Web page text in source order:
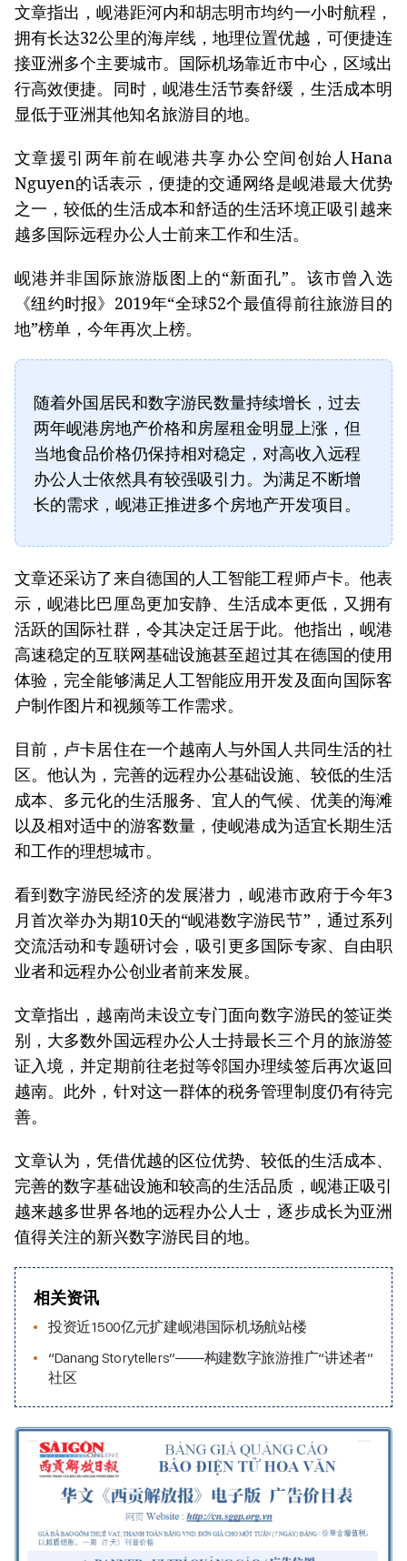
文章指出，岘港距河内和胡志明市均约一小时航程，
拥有长达32公里的海岸线，地理位置优越，可便捷连
接亚洲多个主要城市。国际机场靠近市中心，区域出
行高效便捷。同时，岘港生活节奏舒缓，生活成本明
显低于亚洲其他知名旅游目的地。
文章援引两年前在岘港共享办公空间创始人Hana
Nguyen的话表示，便捷的交通网络是岘港最大优势
之一，较低的生活成本和舒适的生活环境正吸引越来
越多国际远程办公人士前来工作和生活。
岘港并非国际旅游版图上的“新面孔”。该市曾入选
《纽约时报》2019年“全球52个最值得前往旅游目的
地”榜单，今年再次上榜。
随着外国居民和数字游民数量持续增长，过去
两年岘港房地产价格和房屋租金明显上涨，但
当地食品价格仍保持相对稳定，对高收入远程
办公人士依然具有较强吸引力。为满足不断增
长的需求，岘港正推进多个房地产开发项目。
文章还采访了来自德国的人工智能工程师卢卡。他表
示，岘港比巴厘岛更加安静、生活成本更低，又拥有
活跃的国际社群，令其决定迁居于此。他指出，岘港
高速稳定的互联网基础设施甚至超过其在德国的使用
体验，完全能够满足人工智能应用开发及面向国际客
户制作图片和视频等工作需求。
目前，卢卡居住在一个越南人与外国人共同生活的社
区。他认为，完善的远程办公基础设施、较低的生活
成本、多元化的生活服务、宜人的气候、优美的海滩
以及相对适中的游客数量，使岘港成为适宜长期生活
和工作的理想城市。
看到数字游民经济的发展潜力，岘港市政府于今年3
月首次举办为期10天的“岘港数字游民节”，通过系列
交流活动和专题研讨会，吸引更多国际专家、自由职
业者和远程办公创业者前来发展。
文章指出，越南尚未设立专门面向数字游民的签证类
别，大多数外国远程办公人士持最长三个月的旅游签
证入境，并定期前往老挝等邻国办理续签后再次返回
越南。此外，针对这一群体的税务管理制度仍有待完
善。
文章认为，凭借优越的区位优势、较低的生活成本、
完善的数字基础设施和较高的生活品质，岘港正吸引
越来越多世界各地的远程办公人士，逐步成长为亚洲
值得关注的新兴数字游民目的地。
相关资讯
投资近1500亿元扩建岘港国际机场航站楼
“Danang Storytellers”——构建数字旅游推广“讲述者”
社区